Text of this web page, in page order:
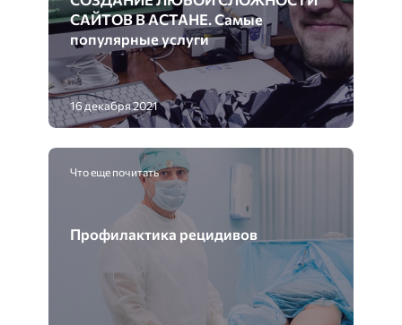
САЙТОВ В АСТАНЕ. Самые
популярные услуги
16 декабря 2021
Что еще почитать
Профилактика рецидивов